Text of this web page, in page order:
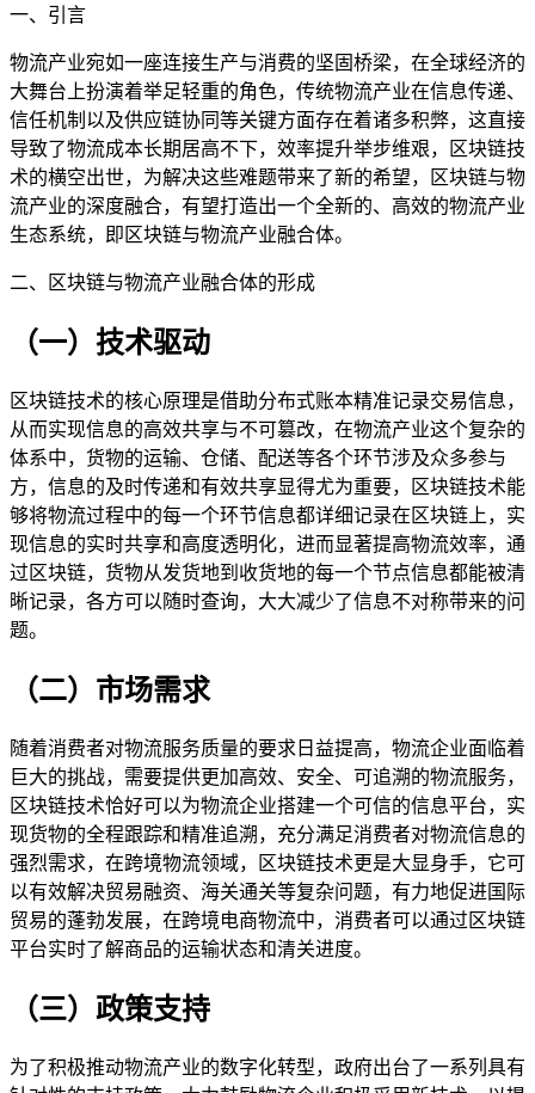
一、引言
物流产业宛如一座连接生产与消费的坚固桥梁，在全球经济的
大舞台上扮演着举足轻重的角色，传统物流产业在信息传递、
信任机制以及供应链协同等关键方面存在着诸多积弊，这直接
导致了物流成本长期居高不下，效率提升举步维艰，区块链技
术的横空出世，为解决这些难题带来了新的希望，区块链与物
流产业的深度融合，有望打造出一个全新的、高效的物流产业
生态系统，即区块链与物流产业融合体。
二、区块链与物流产业融合体的形成
（一）技术驱动
区块链技术的核心原理是借助分布式账本精准记录交易信息，
从而实现信息的高效共享与不可篡改，在物流产业这个复杂的
体系中，货物的运输、仓储、配送等各个环节涉及众多参与
方，信息的及时传递和有效共享显得尤为重要，区块链技术能
够将物流过程中的每一个环节信息都详细记录在区块链上，实
现信息的实时共享和高度透明化，进而显著提高物流效率，通
过区块链，货物从发货地到收货地的每一个节点信息都能被清
晰记录，各方可以随时查询，大大减少了信息不对称带来的问
题。
（二）市场需求
随着消费者对物流服务质量的要求日益提高，物流企业面临着
巨大的挑战，需要提供更加高效、安全、可追溯的物流服务，
区块链技术恰好可以为物流企业搭建一个可信的信息平台，实
现货物的全程跟踪和精准追溯，充分满足消费者对物流信息的
强烈需求，在跨境物流领域，区块链技术更是大显身手，它可
以有效解决贸易融资、海关通关等复杂问题，有力地促进国际
贸易的蓬勃发展，在跨境电商物流中，消费者可以通过区块链
平台实时了解商品的运输状态和清关进度。
（三）政策支持
为了积极推动物流产业的数字化转型，政府出台了一系列具有